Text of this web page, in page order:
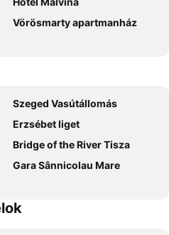
Vörösmarty apartmanház
Szeged Vasútállomás
Erzsébet liget
Bridge of the River Tisza
Gara Sânnicolau Mare